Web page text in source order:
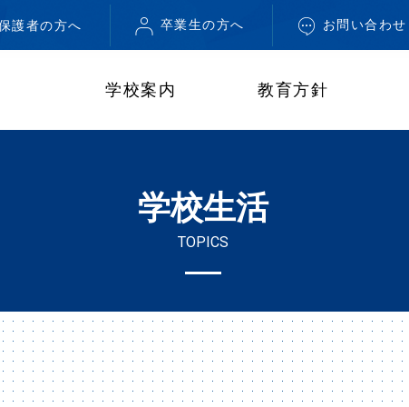
護者の方へ 卒業生の方へ お問い合わせ
学校案内 教育方針
学校生活
TOPICS